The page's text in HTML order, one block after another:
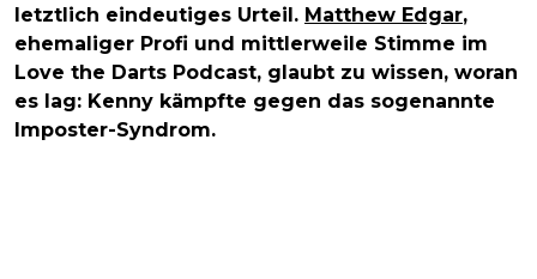
letztlich eindeutiges Urteil. Matthew Edgar,
ehemaliger Profi und mittlerweile Stimme im
Love the Darts Podcast, glaubt zu wissen, woran
es lag: Kenny kämpfte gegen das sogenannte
Imposter-Syndrom.